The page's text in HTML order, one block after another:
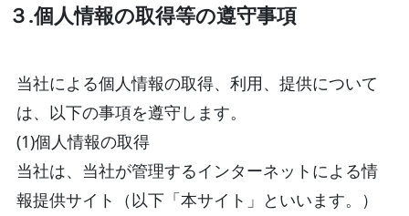
３.個人情報の取得等の遵守事項
当社による個人情報の取得、利用、提供について
は、以下の事項を遵守します。
(1)個人情報の取得
当社は、当社が管理するインターネットによる情
報提供サイト（以下「本サイト」といいます。）